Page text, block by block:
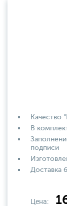
Качество
В
подписи
Доставка
Цена: